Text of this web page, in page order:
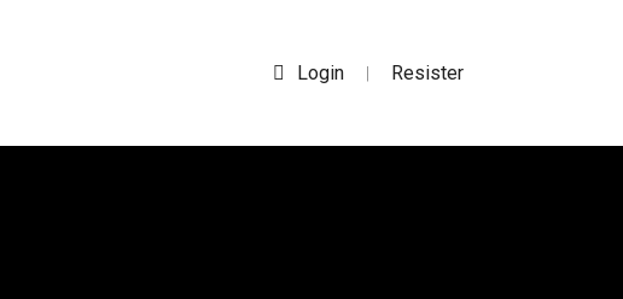
Login | Resister